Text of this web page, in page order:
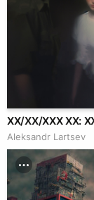
XX/XX/XXX XX:
Аleksandr Lartsev